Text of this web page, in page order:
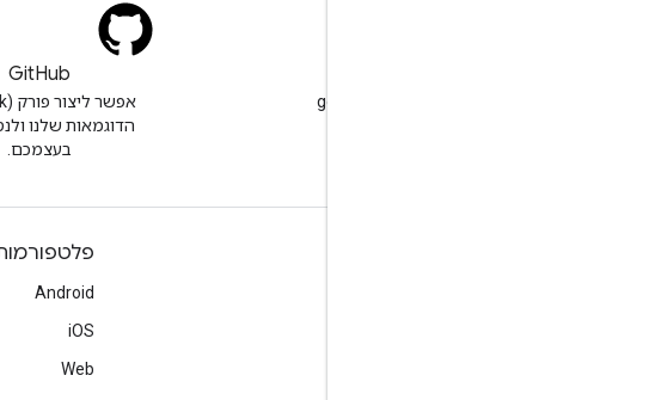
שולחים שאלה עם התג google-
GitHub
הדוגמאות שלנו
בעצמכם.
Android
iOS
Web